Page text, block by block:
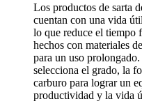
Los productos de sarta
cuentan con una vida
lo que reduce el tiempo
hechos con materiales
para un uso
selecciona el grado, la
carburo para lograr un
productividad y la vida